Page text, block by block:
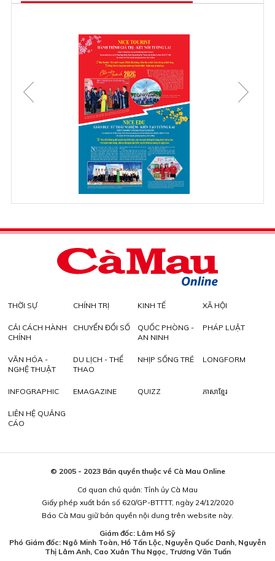
THỜI SỰ CHÍNH TRỊ KINH TẾ XÃ HỘI
CẢI CÁCH HÀNH
CHÍNH
CHUYỂN ĐỔI SỐ
QUỐC PHÒNG -
AN NINH
PHÁP LUẬT
VĂN HÓA -
NGHỆ THUẬT
DU LỊCH - THỂ
THAO
NHỊP SỐNG TRẺ LONGFORM
INFOGRAPHIC EMAGAZINE QUIZZ ភាសាខ្មែរ
LIÊN HỆ QUẢNG
CÁO
© 2005 - 2023 Bản quyền thuộc về Cà Mau Online
Cơ quan chủ quản: Tỉnh ủy Cà Mau
Giấy phép xuất bản số 620/GP-BTTTT, ngày 24/12/2020
Báo Cà Mau giữ bản quyền nội dung trên website này.
Giám đốc: Lâm Hồ Sỹ
Phó Giám đốc: Ngô Minh Toàn, Hồ Tấn Lộc, Nguyễn Quốc Danh, Nguyễn
Thị Lâm Anh, Cao Xuân Thu Ngọc, Trương Văn Tuấn